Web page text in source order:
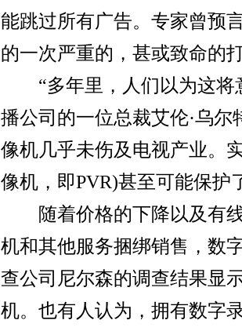
能跳过所有广告。专家曾预
的一次严重的，甚或致命的
“多年里，人们以为这将
播公司的一位总裁艾伦·乌
像机几乎未伤及电视产业。
像机，即PVR)甚至可能保护
随着价格的下降以及有线
机和其他服务捆绑销售，数
查公司尼尔森的调查结果显
机。也有人认为，拥有数字